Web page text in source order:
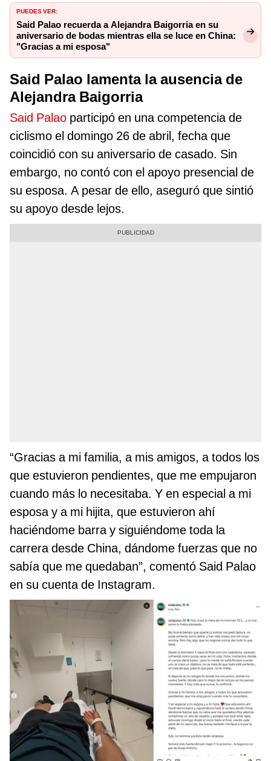
PUEDES VER:
Said Palao recuerda a Alejandra Baigorria en su
aniversario de bodas mientras ella se luce en China:
"Gracias a mi esposa"
Said Palao lamenta la ausencia de
Alejandra Baigorria
Said Palao participó en una competencia de
ciclismo el domingo 26 de abril, fecha que
coincidió con su aniversario de casado. Sin
embargo, no contó con el apoyo presencial de
su esposa. A pesar de ello, aseguró que sintió
su apoyo desde lejos.
“Gracias a mi familia, a mis amigos, a todos los
que estuvieron pendientes, que me empujaron
cuando más lo necesitaba. Y en especial a mi
esposa y a mi hijita, que estuvieron ahí
haciéndome barra y siguiéndome toda la
carrera desde China, dándome fuerzas que no
sabía que me quedaban”, comentó Said Palao
en su cuenta de Instagram.